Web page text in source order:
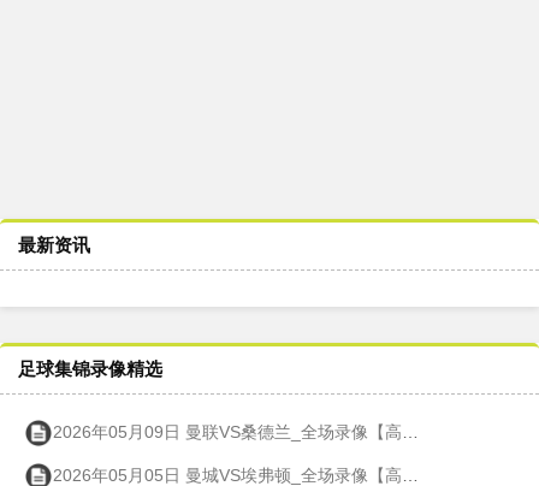
最新资讯
足球集锦录像精选
2026年05月09日 曼联VS桑德兰_全场录像【高清回放】
2026年05月05日 曼城VS埃弗顿_全场录像【高清回放】